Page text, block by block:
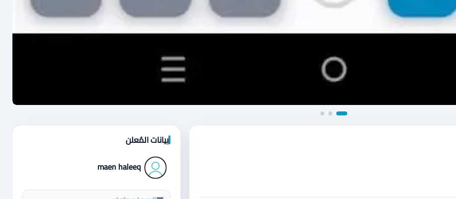
بيانات المُعلن
maen haleeq